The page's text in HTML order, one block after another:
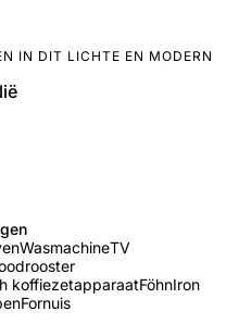
IN DIT LICHTE EN MODERN
WasmachineTV
koffiezetapparaatFöhnIron
Fornuis